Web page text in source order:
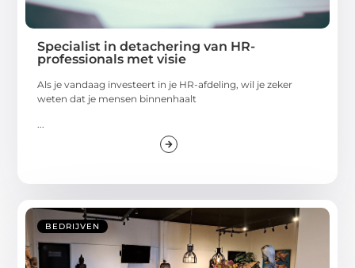
Specialist in detachering van HR-
professionals met visie
Als je vandaag investeert in je HR-afdeling, wil je zeker
weten dat je mensen binnenhaalt
BEDRIJVEN